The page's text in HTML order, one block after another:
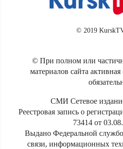
© 2019
© При полном или
материалов сайта
СМИ Сетевое
Реестровая запись о
73414 от
Выдано Федеральной
связи, информационных